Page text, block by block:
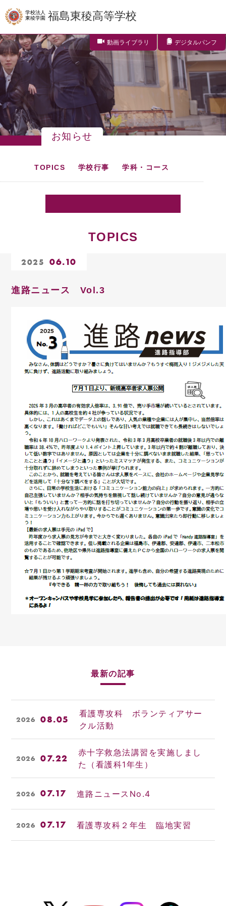
学校法人
東稜学園 福島東稜高等学校
動画ライブラリ デジタルパンフ
お知らせ
TOPICS 学校行事 学科・コース
TOPICS
2025 06.10
進路ニュース Vol.3
最新の記事
2026 08.05
看護専攻科 ボランティアサー
クル活動
2026 07.22
赤十字救急法講習を実施しまし
た（看護科1年生）
2026 07.17 進路ニュースNo.4
2026 07.17 看護専攻科２年生 臨地実習